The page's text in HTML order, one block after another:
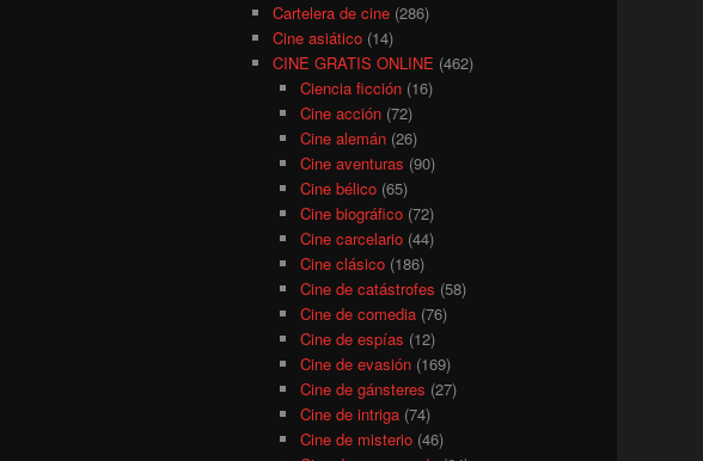
Cartelera de cine (286)
Cine asiático (14)
CINE GRATIS ONLINE (462)
Ciencia ficción(16)
Cine acción(72)
Cine alemán(26)
Cine aventuras (90)
Cine bélico(65)
Cine biográfico(72)
Cine carcelario(44)
Cine clásico(186)
Cine de catástrofes (58)
Cine de comedia(76)
Cine de espías (12)
Cine de evasión(169)
Cine de gánsteres (27)
Cine de intriga(74)
Cine de misterio(46)